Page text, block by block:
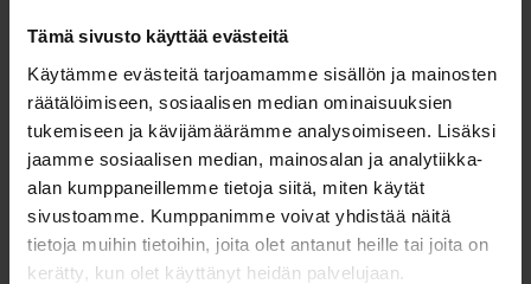
Tämä sivusto käyttää evästeitä
Käytämme evästeitä tarjoamamme sisällön ja mainosten
räätälöimiseen, sosiaalisen median ominaisuuksien
tukemiseen ja kävijämäärämme analysoimiseen. Lisäksi
jaamme sosiaalisen median, mainosalan ja analytiikka-
alan kumppaneillemme tietoja siitä, miten käytät
sivustoamme. Kumppanimme voivat yhdistää näitä
tietoja muihin tietoihin, joita olet antanut heille tai joita on
kerätty, kun olet käyttänyt heidän palvelujaan.